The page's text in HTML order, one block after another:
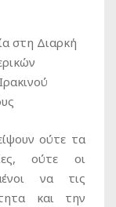
στη Διαρκή
ούτε τα
ούτε οι
να τις
και την